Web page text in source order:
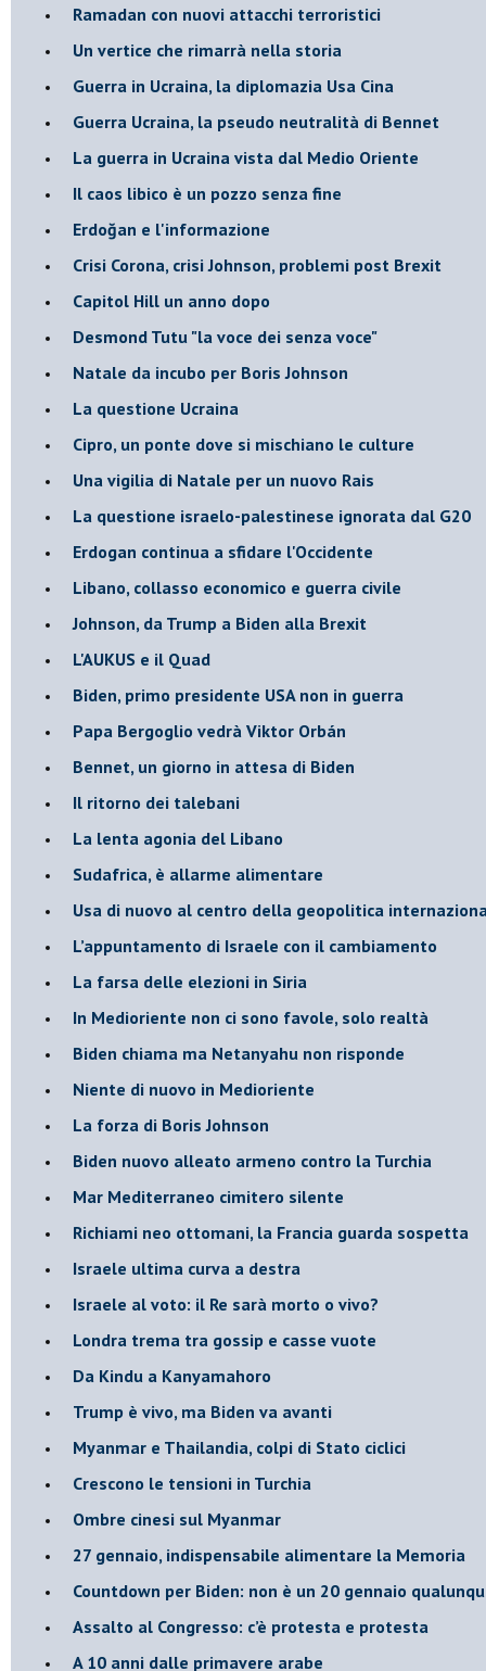
Ramadan con nuovi attacchi terroristici
Un vertice che rimarrà nella storia
Guerra in Ucraina, la diplomazia Usa Cina
Guerra Ucraina, la pseudo neutralità di Bennet
La guerra in Ucraina vista dal Medio Oriente
​Il caos libico è un pozzo senza fine
Erdoğan e l'informazione
Crisi Corona, crisi Johnson, problemi post Brexit
Capitol Hill un anno dopo
Desmond Tutu "la voce dei senza voce"
Natale da incubo per Boris Johnson
La questione Ucraina
Cipro, un ponte dove si mischiano le culture
Una vigilia di Natale per un nuovo Rais
La questione israelo-palestinese ignorata dal G20
Erdogan continua a sfidare l'Occidente
Libano, collasso economico e guerra civile
Johnson, da Trump a Biden alla Brexit
L'AUKUS e il Quad
Biden, primo presidente USA non in guerra
Papa Bergoglio vedrà Viktor Orbán
Bennet, un giorno in attesa di Biden
Il ritorno dei talebani
​La lenta agonia del Libano
Sudafrica, è allarme alimentare
Usa di nuovo al centro della geopolitica
L’appuntamento di Israele con il cambiamento
La farsa delle elezioni in Siria
In Medioriente non ci sono favole, solo realtà
Biden chiama ma Netanyahu non risponde
Niente di nuovo in Medioriente
La forza di Boris Johnson
Biden nuovo alleato armeno contro la Turchia
Mar Mediterraneo cimitero silente
Richiami neo ottomani, la Francia guarda sospetta
Israele ultima curva a destra
Israele al voto: il Re sarà morto o vivo?
Londra trema tra gossip e casse vuote
Da Kindu a Kanyamahoro
Trump è vivo, ma Biden va avanti
Myanmar e Thailandia, colpi di Stato ciclici
Crescono le tensioni in Turchia
Ombre cinesi sul Myanmar
27 gennaio, indispensabile alimentare la Memoria
Countdown per Biden: non è un 20 gennaio
Assalto al Congresso: c’è protesta e protesta
A 10 anni dalle primavere arabe